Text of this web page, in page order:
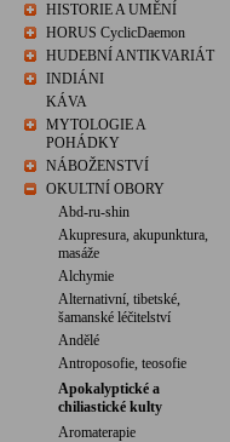
HISTORIE A UMĚNÍ
HORUS CyclicDaemon
HUDEBNÍ ANTIKVARIÁT
INDIÁNI
KÁVA
MYTOLOGIE A
POHÁDKY
NÁBOŽENSTVÍ
OKULTNÍ OBORY
Abd-ru-shin
Akupresura, akupunktura,
masáže
Alchymie
Alternativní, tibetské,
šamanské léčitelství
Andělé
Antroposofie, teosofie
Apokalyptické a
chiliastické kulty
Aromaterapie